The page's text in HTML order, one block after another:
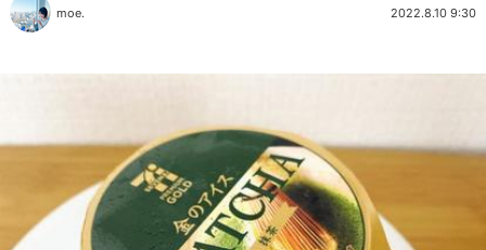
moe. 2022.8.10 9:30